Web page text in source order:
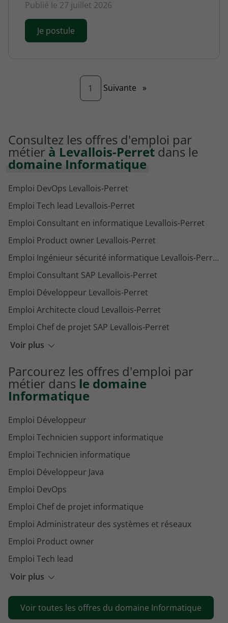
Publié le 27 juillet 2026
Je postule
1 Page
Suivante »
Consultez les offres d'emploi par
métier à Levallois-Perret dans le
domaine Informatique
Voir plus
Emploi DevOps Levallois-Perret
Emploi Tech lead Levallois-Perret
Emploi Consultant en informatique Levallois-Perret
Emploi Product owner Levallois-Perret
Emploi Ingénieur sécurité informatique Levallois-Perret
Emploi Consultant SAP Levallois-Perret
Emploi Développeur Levallois-Perret
Emploi Architecte cloud Levallois-Perret
Emploi Chef de projet SAP Levallois-Perret
Emploi Ingénieur cloud Levallois-Perret
Emploi Ingénieur réseau Levallois-Perret
Parcourez les offres d'emploi par
métier dans le domaine
Informatique
Voir plus
Emploi Développeur
Emploi Technicien support informatique
Emploi Technicien informatique
Emploi Développeur Java
Emploi DevOps
Emploi Chef de projet informatique
Emploi Administrateur des systèmes et réseaux
Emploi Product owner
Emploi Tech lead
Emploi Technicien systèmes et réseaux
Emploi Full stack developer
Emploi Ingénieur de développement
Voir toutes les offres du domaine Informatique